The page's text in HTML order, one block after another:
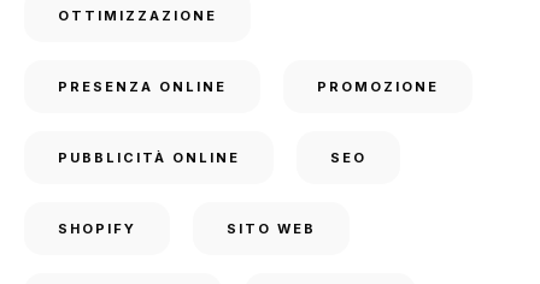
OTTIMIZZAZIONE
PRESENZA ONLINE PROMOZIONE
PUBBLICITÀ ONLINE SEO
SHOPIFY SITO WEB